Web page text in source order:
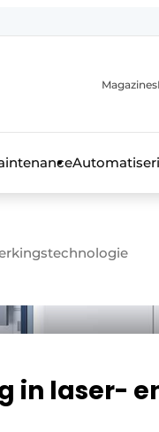
Magazines
in laser-